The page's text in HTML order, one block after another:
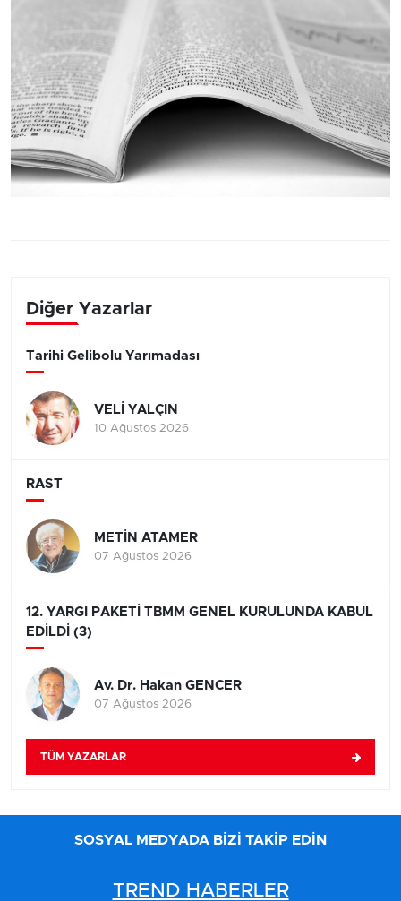
Diğer Yazarlar
Tarihi Gelibolu Yarımadası
VELİ YALÇIN
10 Ağustos 2026
RAST
METİN ATAMER
07 Ağustos 2026
12. YARGI PAKETİ TBMM GENEL KURULUNDA KABUL
EDİLDİ (3)
Av. Dr. Hakan GENCER
07 Ağustos 2026
TÜM YAZARLAR
SOSYAL MEDYADA BİZİ TAKİP EDİN
TREND HABERLER